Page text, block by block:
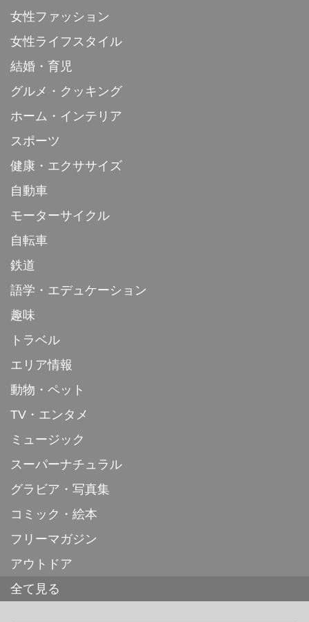
女性ファッション
女性ライフスタイル
結婚・育児
グルメ・クッキング
ホーム・インテリア
スポーツ
健康・エクササイズ
自動車
モーターサイクル
自転車
鉄道
語学・エデュケーション
趣味
トラベル
エリア情報
動物・ペット
TV・エンタメ
ミュージック
スーパーナチュラル
グラビア・写真集
コミック・絵本
フリーマガジン
アウトドア
全て見る